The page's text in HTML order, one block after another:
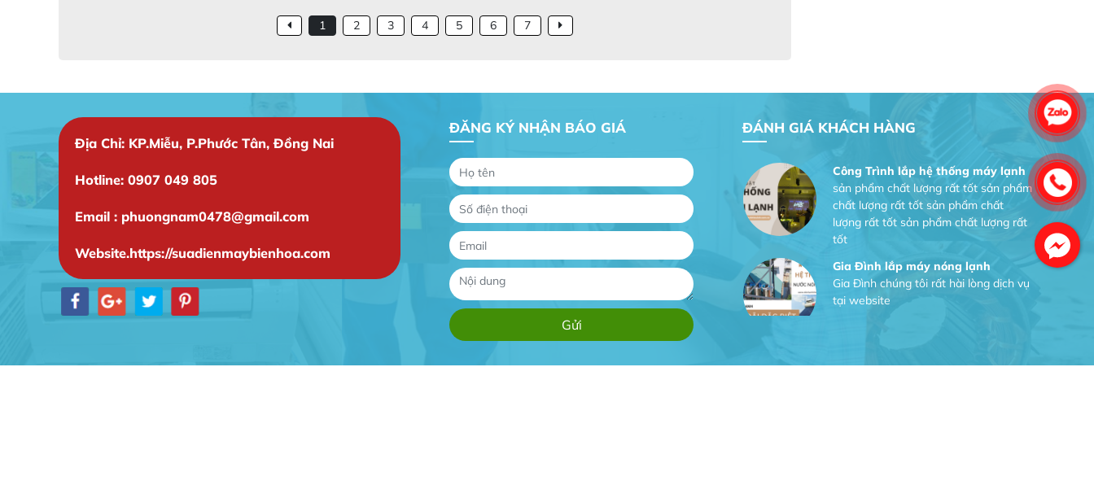
1 2 3 4 5 6 7
Địa Chỉ: KP.Miễu, P.Phước Tân, Đồng Nai
Hotline: 0907 049 805
Email : phuongnam0478@gmail.com
Website.https://suadienmaybienhoa.com
ĐĂNG KÝ NHẬN BÁO GIÁ ĐÁNH GIÁ KHÁCH HÀNG
Dịch vụ MoTor
Tôi hài lòng quấn motor đẹp và đúng ý
Công Trình lắp hệ thống máy lạnh
sản phẩm chất lượng rất tốt sản phẩm
chất lượng rất tốt sản phẩm chất
lượng rất tốt sản phẩm chất lượng rất
tốt
Gia Đình lắp máy nóng lạnh
Gia Đình chúng tôi rất hài lòng dịch vụ
tại website
Dự án nhà phố đẹp lên nhờ đội thợ